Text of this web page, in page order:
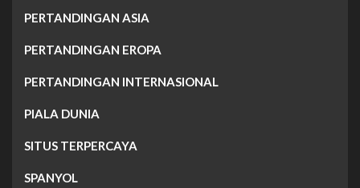
PERTANDINGAN ASIA
PERTANDINGAN EROPA
PERTANDINGAN INTERNASIONAL
PIALA DUNIA
SITUS TERPERCAYA
SPANYOL